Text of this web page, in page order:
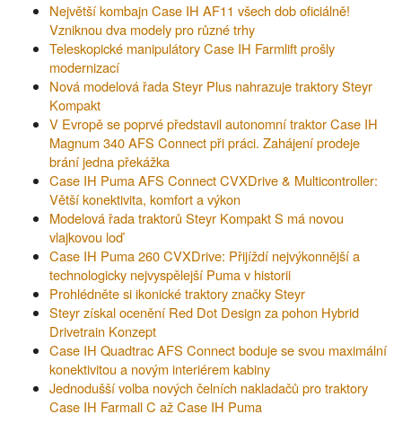
Největší kombajn Case IH AF11 všech dob oficiálně!
Vzniknou dva modely pro různé trhy
Teleskopické manipulátory Case IH Farmlift prošly
modernizací
Nová modelová řada Steyr Plus nahrazuje traktory Steyr
Kompakt
V Evropě se poprvé představil autonomní traktor Case IH
Magnum 340 AFS Connect při práci. Zahájení prodeje
brání jedna překážka
Case IH Puma AFS Connect CVXDrive & Multicontroller:
Větší konektivita, komfort a výkon
Modelová řada traktorů Steyr Kompakt S má novou
vlajkovou loď
Case IH Puma 260 CVXDrive: Přijíždí nejvýkonnější a
technologicky nejvyspělejší Puma v historii
Prohlédněte si ikonické traktory značky Steyr
Steyr získal ocenění Red Dot Design za pohon Hybrid
Drivetrain Konzept
Case IH Quadtrac AFS Connect boduje se svou maximální
konektivitou a novým interiérem kabiny
Jednodušší volba nových čelních nakladačů pro traktory
Case IH Farmall C až Case IH Puma